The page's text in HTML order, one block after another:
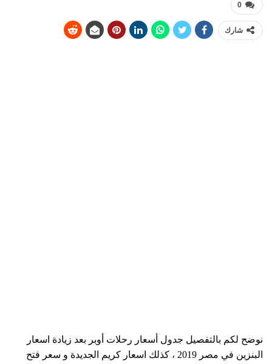
0
شارك
نوضح لكم بالتفصيل جدول أسعار رحلات أوبر بعد زيادة اسعار
البنزين في مصر 2019 ، كذلك اسعار كريم الجديدة و سعر فتح